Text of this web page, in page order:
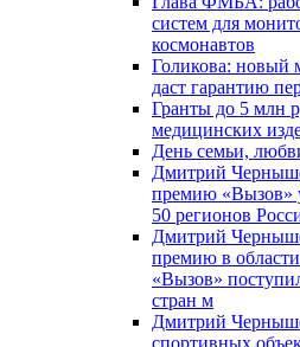
систем для
космонавтов
Голикова: новый
даст гарантию
Гранты до 5 млн
медицинских
День семьи,
Дмитрий
премию «Вызов»
50 регионов
Дмитрий
премию в
«Вызов»
стран м
Дмитрий
спортивных